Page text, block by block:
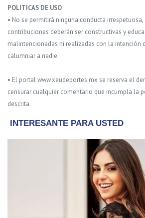
POLITICAS DE USO
• No se permitirá ninguna conducta
contribuciones deberán ser constructivas y
malintencionadas ni realizadas con la intención
calumniar a nadie.
• El portal www.xeudeportes.mx se reserva el
censurar cualquier comentario que incumpla la
descrita.